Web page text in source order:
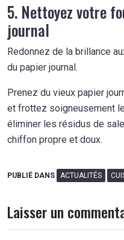
5. Nettoyez votre
journal
Redonnez de la brillance
du papier journal.
Prenez du vieux papier
et frottez soigneusement
éliminer les résidus de
chiffon propre et doux.
PUBLIÉ DANS ACTUALITÉS
Laisser un